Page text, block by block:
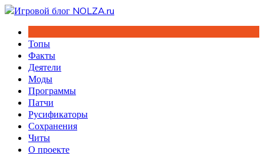
Перейти
содержимому
Топы
Факты
Деятели
Моды
Программы
Патчи
Русификаторы
Сохранения
Читы
О проекте